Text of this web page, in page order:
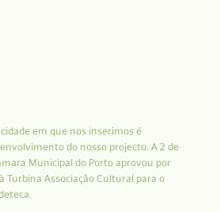
em que nos inserimos é
do nosso projecto: A 2 de
Municipal do Porto aprovou por
Turbina Associação Cultural para o